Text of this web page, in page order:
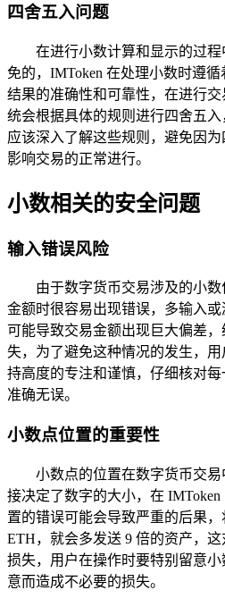
四舍五入问题
在进行小数计算和显示的过
免的，IMToken 在处理小数时遵
结果的准确性和可靠性，在进行
统会根据具体的规则进行四舍五入
应该深入了解这些规则，避免因
影响交易的正常进行。
小数相关的安全问题
输入错误风险
由于数字货币交易涉及的小
金额时很容易出现错误，多输入
可能导致交易金额出现巨大偏差
失，为了避免这种情况的发生，
持高度的专注和谨慎，仔细核对
准确无误。
小数点位置的重要性
小数点的位置在数字货币交
接决定了数字的大小，在
置的错误可能会导致严重的后果，
ETH，就会多发送 9 倍的资产，
损失，用户在操作时要特别留意
意而造成不必要的损失。